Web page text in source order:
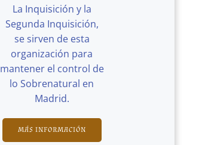
La Inquisición y la
Segunda Inquisición,
se sirven de esta
organización para
mantener el control de
lo Sobrenatural en
Madrid.
MÁS INFORMACIÓN